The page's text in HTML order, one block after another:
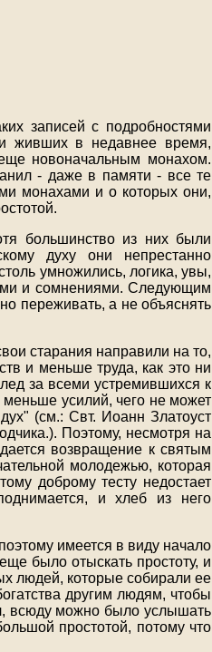
записей с подробностями
и живших в недавнее время,
новоначальным монахом.
- даже в памяти - все те
монахами и о которых они,
большинство из них были
духу они непрестанно
умножились, логика, увы,
и сомнениями. Следующим
переживать, а не объяснять
старания направили на то,
и меньше труда, как это ни
за всеми устремившихся к
усилий, чего не может
(см.: Свт. Иоанн Златоуст
Поэтому, несмотря на
возвращение к святым
молодежью, которая
доброму тесту недостает
и хлеб из него
имеется в виду начало
было отыскать простоту, и
людей, которые собирали ее
другим людям, чтобы
всюду можно было услышать
простотой, потому что